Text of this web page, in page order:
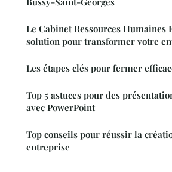
Le Cabinet Ressources Humaines
solution pour transformer votre
Les étapes clés pour fermer
Top 5 astuces pour des
avec PowerPoint
Top conseils pour réussir la
entreprise